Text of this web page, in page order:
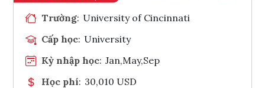
Trường: University of Cincinnati
Cấp học: University
Kỳ nhập học: Jan,May,Sep
Học phí: 30,010 USD